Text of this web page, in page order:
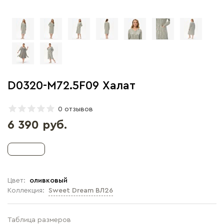
D0320-M72.5F09 Халат
0 отзывов
Коллекция: Sweet Dream ВЛ26
Цвет: оливковый
Таблица размеров
6 390 руб.